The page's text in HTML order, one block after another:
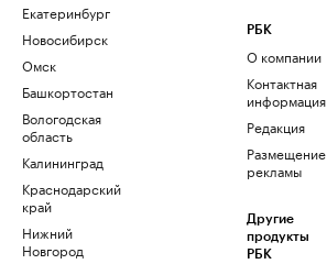
Екатеринбург
Новосибирск
Омск
Башкортостан
Вологодская
область
Калининград
Краснодарский
край
Нижний
Новгород
РБК
О компании
Контактная
информация
Редакция
Размещение
рекламы
Другие
продукты
РБК